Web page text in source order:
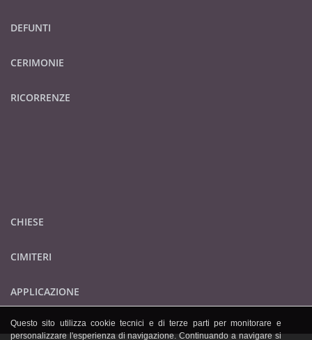
DEFUNTI
CERIMONIE
RICORRENZE
CHIESE
CIMITERI
APPLICAZIONE
Questo sito utilizza cookie tecnici e di terze parti per monitorare e
personalizzare l'esperienza di navigazione. Continuando a navigare si